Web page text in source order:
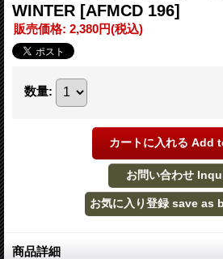
WINTER [AFMCD 196]
販売価格: 2,380円(税込)
数量:
商品詳細